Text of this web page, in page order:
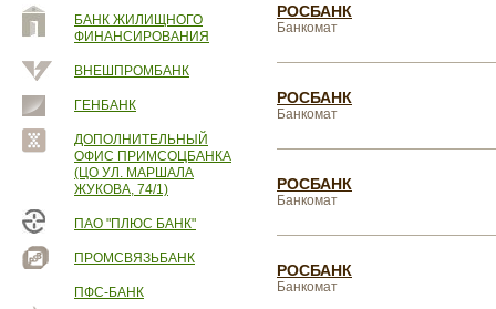
БАНК ЖИЛИЩНОГО
ФИНАНСИРОВАНИЯ
ВНЕШПРОМБАНК
ГЕНБАНК
ДОПОЛНИТЕЛЬНЫЙ
ОФИС ПРИМСОЦБАНКА
(ЦО УЛ. МАРШАЛА
ЖУКОВА, 74/1)
ПАО "ПЛЮС БАНК"
ПРОМСВЯЗЬБАНК
ПФС-БАНК
РОСБАНК
Банкомат
РОСБАНК
Банкомат
РОСБАНК
Банкомат
РОСБАНК
Банкомат